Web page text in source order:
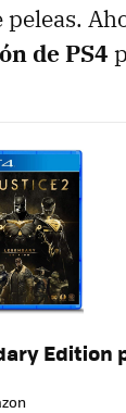
peleas.
de PS4
Edition